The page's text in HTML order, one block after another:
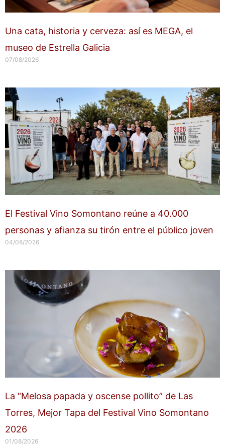
Una cata, historia y cerveza: así es MEGA, el
museo de Estrella Galicia
07/08/2026
El Festival Vino Somontano reúne a 40.000
personas y afianza su tirón entre el público joven
04/08/2026
La “Melosa papada y oscense pollito” de Las
Torres, Mejor Tapa del Festival Vino Somontano
2026
01/08/2026